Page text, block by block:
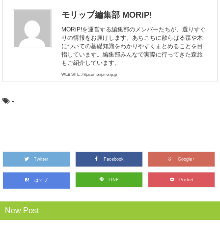
マグロの旅
都心から近く、多くの人がマグロを食べに訪れる観光
地、神奈川県の三浦半島。 ここには、貴重な自然...
森に行くときに気を付けたい、危険な生物た
「千本山」の旅
秋田杉、吉野杉と並んで”日本三大杉美林”とされる、高知
県の「魚梁瀬杉（やなせすぎ）」。 天然魚...
椿の森と火山の絶景！伊豆大島の見どころま
東京から高速船に乗れば2時間足らずで行ける離島、伊豆
モリップ編集部 MORiP!
MORiP!を運営する編集部のメンバーたちが、選りすぐ
りの情報をお届けします。あちこちに散らばる森や木
についての基礎知識をわかりやすくまとめることを目
指しています。編集部みんなで実際に行ってきた森旅
もご紹介しています。
WEB SITE : https://moripmorip.jp
-
Twitter Facebook Google+
はてブ LINE Pocket
New Post